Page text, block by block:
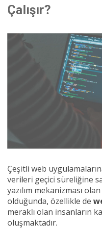
Çalışır?
Çeşitli web
verileri geçici süreliğine
yazılım mekanizması
olduğunda, özellikle de
meraklı olan insanların
oluşmaktadır.